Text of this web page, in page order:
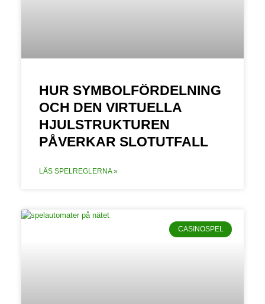
HUR SYMBOLFÖRDELNING
OCH DEN VIRTUELLA
HJULSTRUKTUREN
PÅVERKAR SLOTUTFALL
LÄS SPELREGLERNA »
CASINOSPEL